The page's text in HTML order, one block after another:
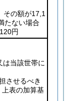
その額が17,1
たない場合
円
当該世帯に
させるべき
表の加算基